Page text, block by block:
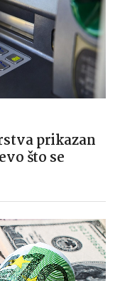
prikazan
što se